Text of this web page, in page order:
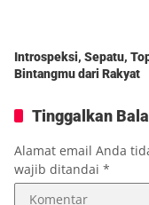
Introspeksi, Sepatu,
Bintangmu dari Rakyat
Tinggalkan
Alamat email Anda
wajib ditandai *